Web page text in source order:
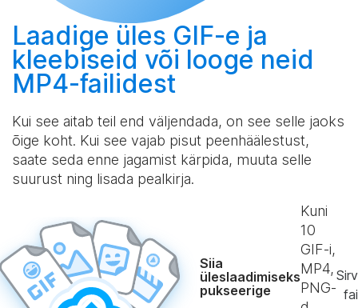
Laadige üles GIF-e ja
kleebiseid või looge neid
MP4-failidest
Kui see aitab teil end väljendada, on see selle jaoks
õige koht. Kui see vajab pisut peenhäälestust,
saate seda enne jagamist kärpida, muuta selle
suurust ning lisada pealkirja.
Siia
üleslaadimiseks
pukseerige
Kuni
10
GIF-i,
MP4,
PNG-